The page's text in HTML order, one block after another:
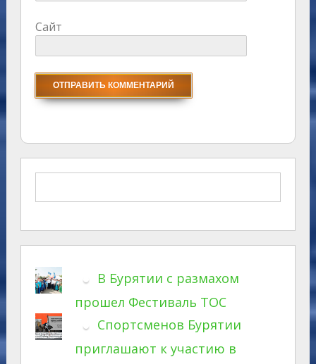
Сайт
В Бурятии с размахом
прошел Фестиваль ТОС
Спортсменов Бурятии
приглашают к участию в